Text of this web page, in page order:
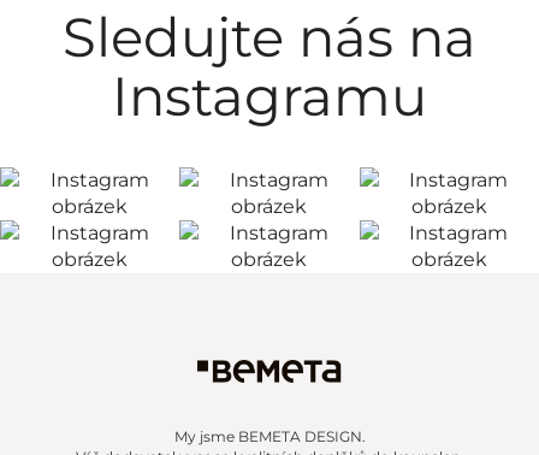
Sledujte nás na
Instagramu
My jsme BEMETA DESIGN.